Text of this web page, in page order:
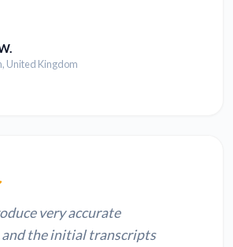
United Kingdom
very accurate
the initial transcripts